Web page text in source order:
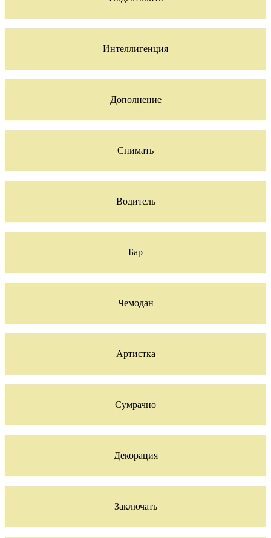
Интеллигенция
Дополнение
Снимать
Водитель
Бар
Чемодан
Артистка
Сумрачно
Декорация
Заключать